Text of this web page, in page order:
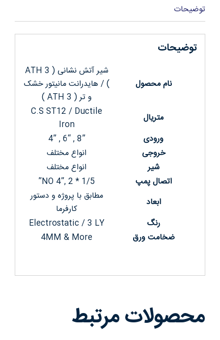
توضیحات
توضیحات
نام محصول
شیر آتش نشانی ( ATH 3
) / هایدرانت مانیتور خشک
و تر ( ATH 3 )
متریال
C.S ST12 / Ductile
Iron
ورودی
4” , 6“ , 8”
خروجی
انواع مختلف
شیر
انواع مختلف
اتصال پمپ
NO 4”, 2 * 1/5”
ابعاد
مطابق با پروژه و دستور
کارفرما
رنگ
Electrostatic / 3 LY
ضخامت ورق
4MM & More
محصولات مرتبط